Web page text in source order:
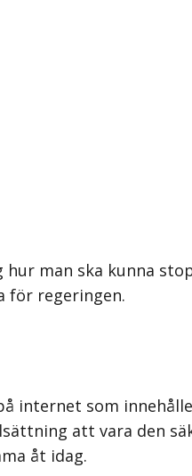
man ska kunna
för regeringen.
internet som
att vara den
åt idag.